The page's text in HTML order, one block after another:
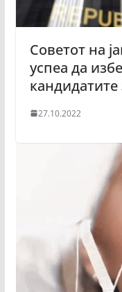
Советот на
успеа да
27.10.2022